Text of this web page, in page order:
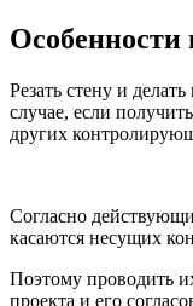
Особенности
Резать стену и
случае, если
других
Согласно
касаются несущих
Поэтому проводить
проекта и его